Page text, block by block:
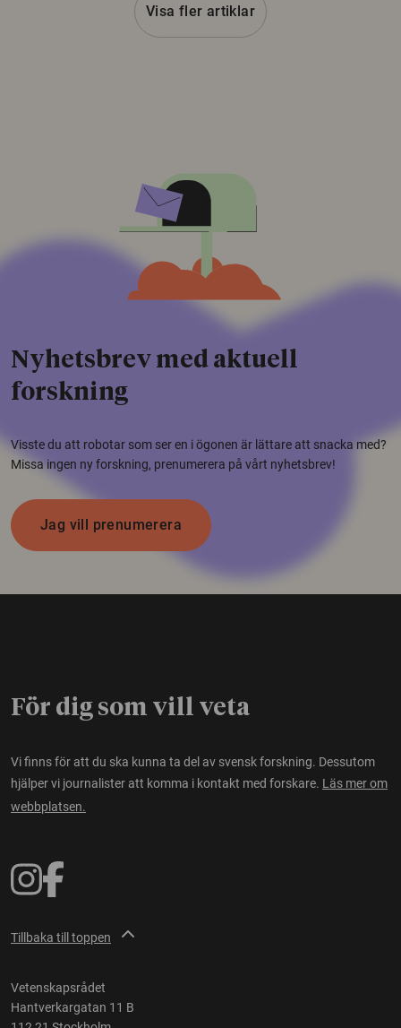
Visa fler artiklar
Nyhetsbrev med aktuell
forskning
Visste du att robotar som ser en i ögonen är lättare att snacka med?
Missa ingen ny forskning, prenumerera på vårt nyhetsbrev!
Jag vill prenumerera
För dig som vill veta
Vi finns för att du ska kunna ta del av svensk forskning. Dessutom
hjälper vi journalister att komma i kontakt med forskare. Läs mer om
webbplatsen.
Tillbaka till toppen
Vetenskapsrådet
Hantverkargatan 11 B